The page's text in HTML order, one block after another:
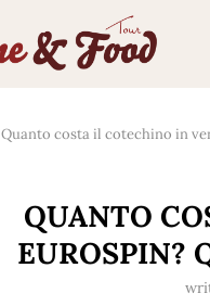
Quanto costa il cotechino in
QUANTO
EUROSPIN?